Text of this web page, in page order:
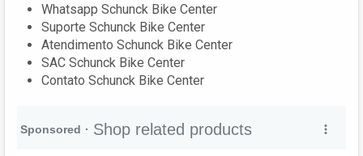
Whatsapp Schunck Bike Center
Suporte Schunck Bike Center
Atendimento Schunck Bike Center
SAC Schunck Bike Center
Contato Schunck Bike Center